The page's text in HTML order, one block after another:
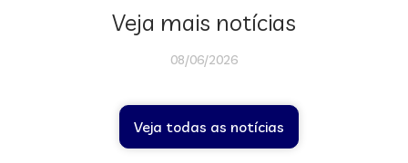
Veja mais notícias
08/06/2026
Veja todas as notícias